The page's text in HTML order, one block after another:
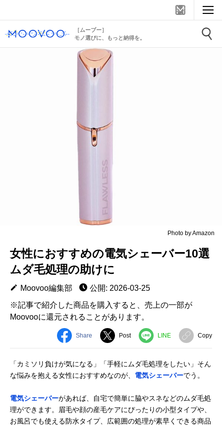
［ムーブー］
モノ選びに、もっと納得を。
Photo by Amazon
女性におすすめの電気シェーバー10選
ムダ毛処理の助けに
Moovoo編集部
公開: 2026-03-25
※記事で紹介した商品を購入すると、売上の一部が
Moovooに還元されることがあります。
Share Post LINE Copy
「カミソリ負けが気になる」「手軽にムダ毛処理をしたい」そん
な悩みを抱える女性におすすめなのが、 電気シェーバーでう。
電気シェーバーがあれば、自宅で簡単に脇やスネなどのムダ毛処
理ができます。眉毛や顔の産毛ケアにぴったりの小型タイプや、
お風呂でも使える防水タイプ、広範囲の処理が素早くできる商品